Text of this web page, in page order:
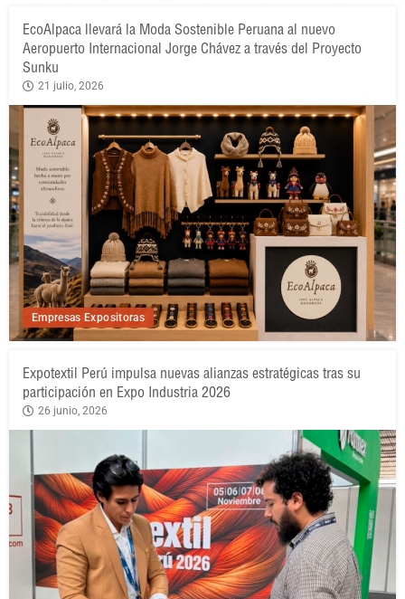
Empresas Expositoras
EcoAlpaca llevará la Moda Sostenible Peruana al nuevo
Aeropuerto Internacional Jorge Chávez a través del Proyecto
Sunku
21 julio, 2026
Expotextil Perú impulsa nuevas alianzas estratégicas tras su
participación en Expo Industria 2026
26 junio, 2026